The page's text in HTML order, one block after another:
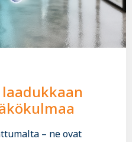
– ne ovat